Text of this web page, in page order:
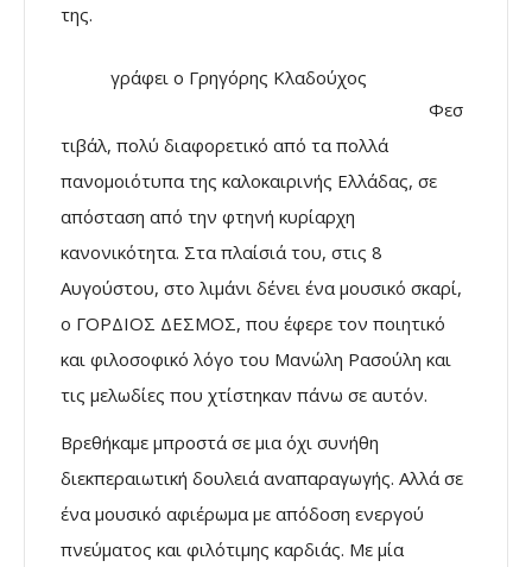
της.
γράφει ο Γρηγόρης Κλαδούχος
Φεσ
τιβάλ, πολύ διαφορετικό από τα πολλά
πανομοιότυπα της καλοκαιρινής Ελλάδας, σε
απόσταση από την φτηνή κυρίαρχη
κανονικότητα. Στα πλαίσιά του, στις 8
Αυγούστου, στο λιμάνι δένει ένα μουσικό σκαρί,
ο ΓΟΡΔΙΟΣ ΔΕΣΜΟΣ, που έφερε τον ποιητικό
και φιλοσοφικό λόγο του Μανώλη Ρασούλη και
τις μελωδίες που χτίστηκαν πάνω σε αυτόν.
Βρεθήκαμε μπροστά σε μια όχι συνήθη
διεκπεραιωτική δουλειά αναπαραγωγής. Αλλά σε
ένα μουσικό αφιέρωμα με απόδοση ενεργού
πνεύματος και φιλότιμης καρδιάς. Με μία